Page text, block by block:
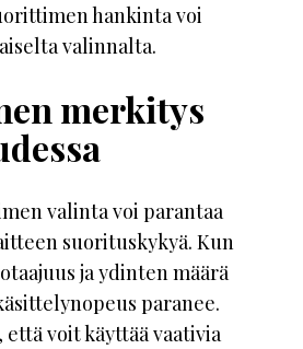
hankinta voi
valinnalta.
merkitys
valinta voi parantaa
suorituskykyä. Kun
ja ydinten määrä
paranee.
voit käyttää vaativia